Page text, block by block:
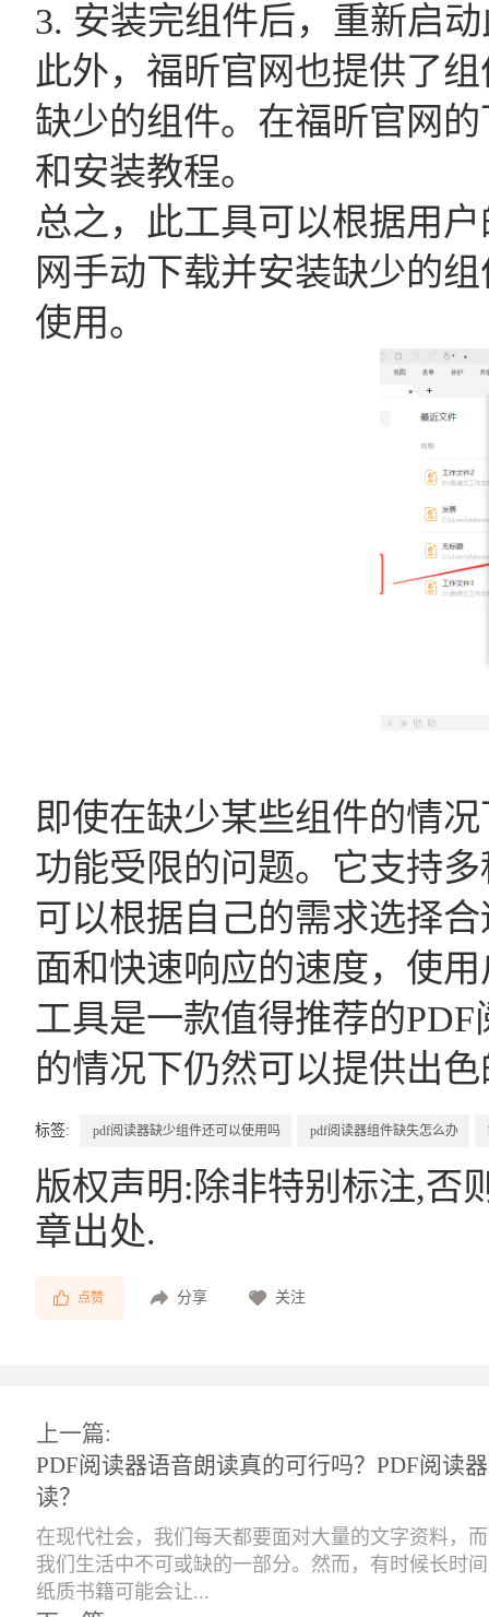
3. 安装完组件后，重新启
此外，福昕官网也提供了
缺少的组件。在福昕官网
和安装教程。
总之，此工具可以根据用
网手动下载并安装缺少的
使用。
即使在缺少某些组件的情
功能受限的问题。它支持
可以根据自己的需求选择
面和快速响应的速度，使
工具是一款值得推荐的
的情况下仍然可以提供出
标签: pdf阅读器缺少组件还可以使用吗 pdf阅读器组件缺失怎么办
版权声明:除非特别标注,否
章出处.
点赞 分享 关注
上一篇:
PDF阅读器语音朗读真的可行吗？PDF阅读
读？
在现代社会，我们每天都要面对大量的文字资料，
我们生活中不可或缺的一部分。然而，有时候长时
纸质书籍可能会让...